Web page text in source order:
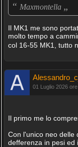
“ Maxmontella „
Il MK1 me sono
molto tempo a
col 16-55 MK1, tutto
Alessandro_c_
01 Luglio 2026
Il primo me lo
Con l'unico neo delle
defferenza in pesi ed